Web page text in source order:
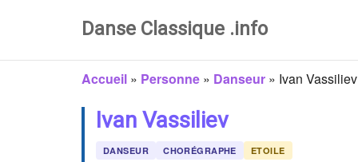
Danse Classique .info
Accueil » Personne » Danseur » Ivan Vassiliev
Ivan Vassiliev
DANSEUR CHORÉGRAPHE ETOILE